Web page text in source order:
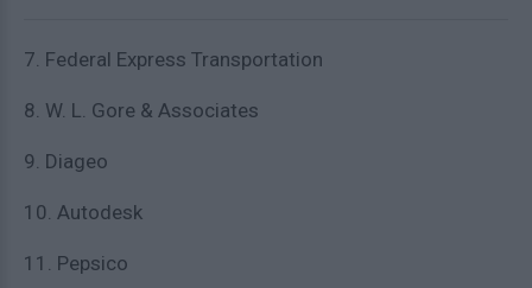
7. Federal Express Transportation
8. W. L. Gore & Associates
9. Diageo
10. Autodesk
11. Pepsico